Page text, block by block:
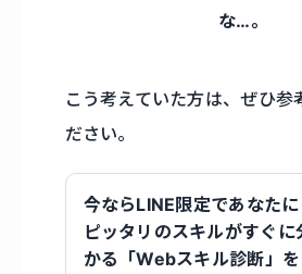
な…。
こう考えていた方は、ぜひ参
ださい。
今ならLINE限定であなたに
ピッタリのスキルがすぐに
かる「Webスキル診断」を